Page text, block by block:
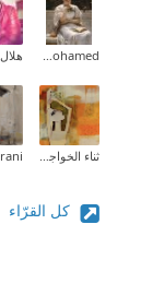
Aliaa Mohamed
ثناء الخواجا (kofiia)
كل القرّاء